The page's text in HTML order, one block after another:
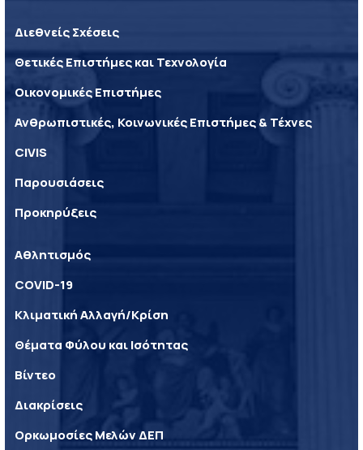
Διεθνείς Σχέσεις
Θετικές Επιστήμες και Τεχνολογία
Οικονομικές Επιστήμες
Ανθρωπιστικές, Κοινωνικές Επιστήμες & Τέχνες
CIVIS
Παρουσιάσεις
Προκηρύξεις
Αθλητισμός
COVID-19
Κλιματική Αλλαγή/Κρίση
Θέματα Φύλου και Ισότητας
Βίντεο
Διακρίσεις
Ορκωμοσίες Μελών ΔΕΠ